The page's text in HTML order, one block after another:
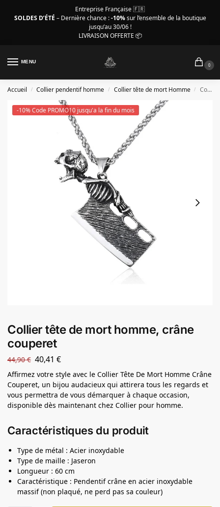
Entreprise Française 🇫🇷
SOLDES D’ÉTÉ – Dernière chance :-10%sur l’ensemble de la boutique
jusqu’au 30/06 !
LIVRAISON OFFERTE 📦
MENU
0
Accueil / Collier pendentif homme / Collier tête de mort Homme / Collier tête de mort homme, crâne couperet
-10% Code PROMO10 jusqu'a la fin du mois
Collier tête de mort homme, crâne
couperet
44,90€ 40,41 €
Affirmez votre style avec le Collier Tête De Mort Homme Crâne
Couperet, un bijou audacieux qui attirera tous les regards et
vous permettra de vous démarquer à chaque occasion,
disponible dès maintenant chez Collier pour homme.
Caractéristiques du produit
Type de métal : Acier inoxydable
Type de maille : Jaseron
Longueur : 60 cm
Caractéristique : Pendentif crâne en acier inoxydable
massif (non plaqué, ne perd pas sa couleur)